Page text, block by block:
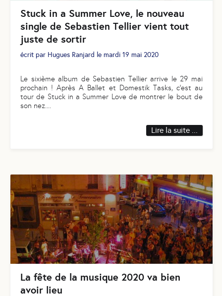
Stuck in a Summer Love, le nouveau
single de Sebastien Tellier vient tout
juste de sortir
écrit par Hugues Ranjard le mardi 19 mai 2020
Le sixième album de Sebastien Tellier arrive le 29 mai
prochain ! Après A Ballet et Domestik Tasks, c’est au
tour de Stuck in a Summer Love de montrer le bout de
son nez.
Lire la suite ...
La fête de la musique 2020 va bien
avoir lieu